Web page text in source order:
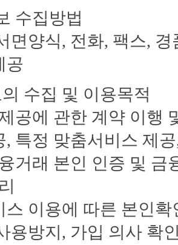
수집방법
면양식, 전화, 팩스,
공
수집 및 이용목적
공에 관한 계약 이행
, 특정 맞춤서비스 제
거래 본인 인증 및 금
스 이용에 따른 본인
용방지, 가입 의사 확